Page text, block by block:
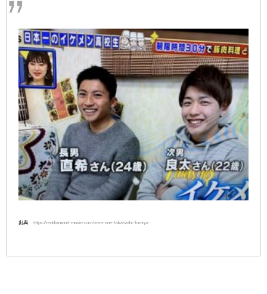
出典 https://reddiamond-movie.com/zero-one-takahashi-fumiya